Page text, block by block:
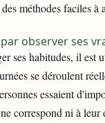
méthodes faciles à
observer ses
ses habitudes, il est
se déroulent
essaient
correspond ni à leur